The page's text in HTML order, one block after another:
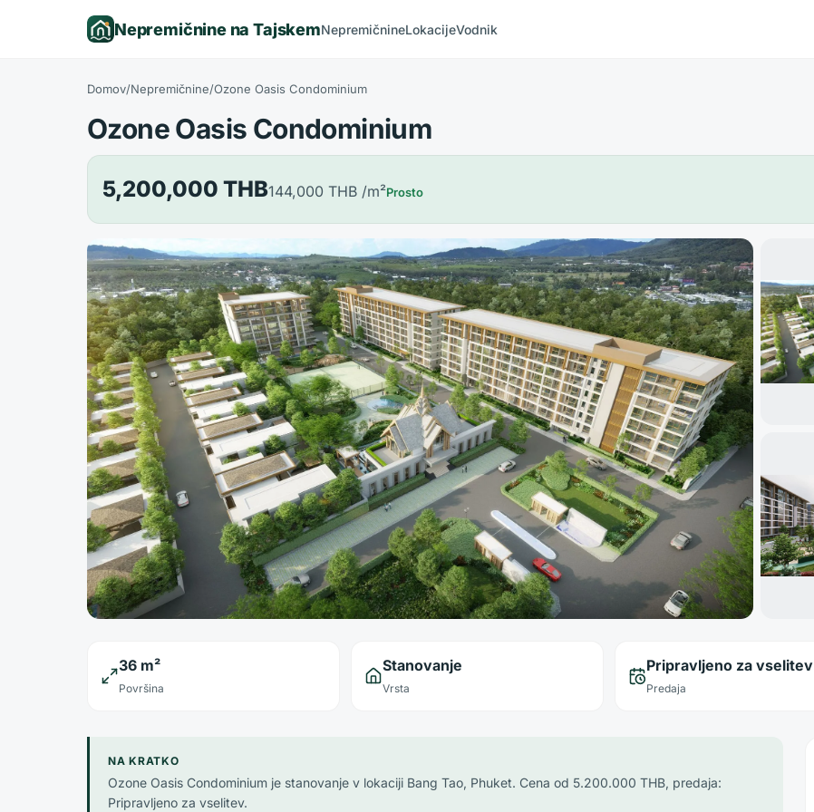
Nepremičnine na TajskemNepremičnineLokacijeVodnik
Domov/Nepremičnine/Ozone Oasis Condominium
Ozone Oasis Condominium
5,200,000 THB144,000 THB /m²Prosto
36 m²
Površina
Stanovanje
Vrsta
Pripravljeno za vselitev
Predaja
NA KRATKO
Ozone Oasis Condominium je stanovanje v lokaciji Bang Tao, Phuket. Cena od 5.200.000 THB, predaja:
Pripravljeno za vselitev.